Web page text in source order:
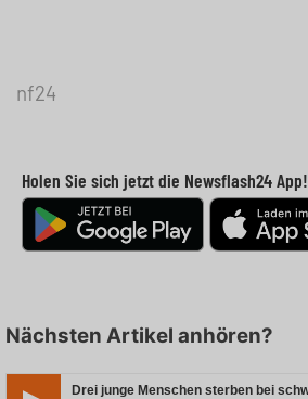
nf24
Holen Sie sich jetzt die Newsflash24 App!
Nächsten Artikel anhören?